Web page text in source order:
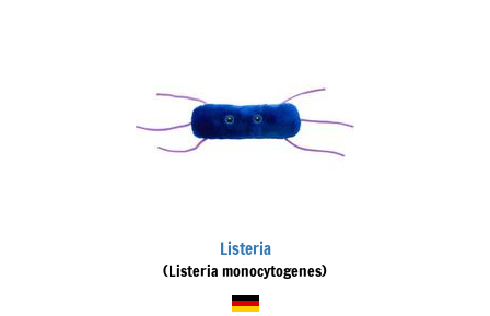
Listeria
(Listeria monocytogenes)